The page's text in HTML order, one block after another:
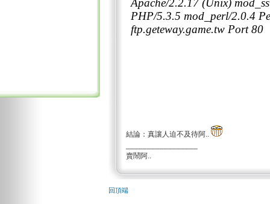
結論：真讓人迫不及待阿..
賣鬧阿..
回頂端